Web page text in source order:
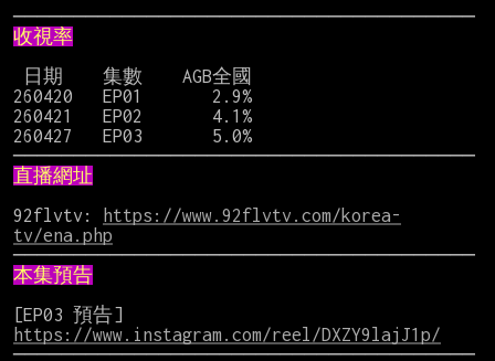
收視率
260420   EP01       2.9%
260421   EP02       4.1%
260427   EP03       5.0%
直播網址
92flvtv:
https://www.92flvtv.com/korea-
tv/ena.php
本集預告
https://www.instagram.com/reel/DXZY9lajJ1p/